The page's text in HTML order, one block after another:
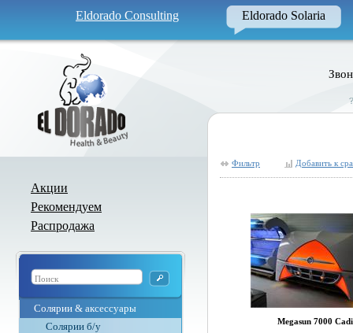
Eldorado Consulting Eldorado Solaria
Акции
Рекомендуем
Распродажа
Солярии & аксессуары
Солярии б/у
Фильтр Добавить к
Megasun 7000